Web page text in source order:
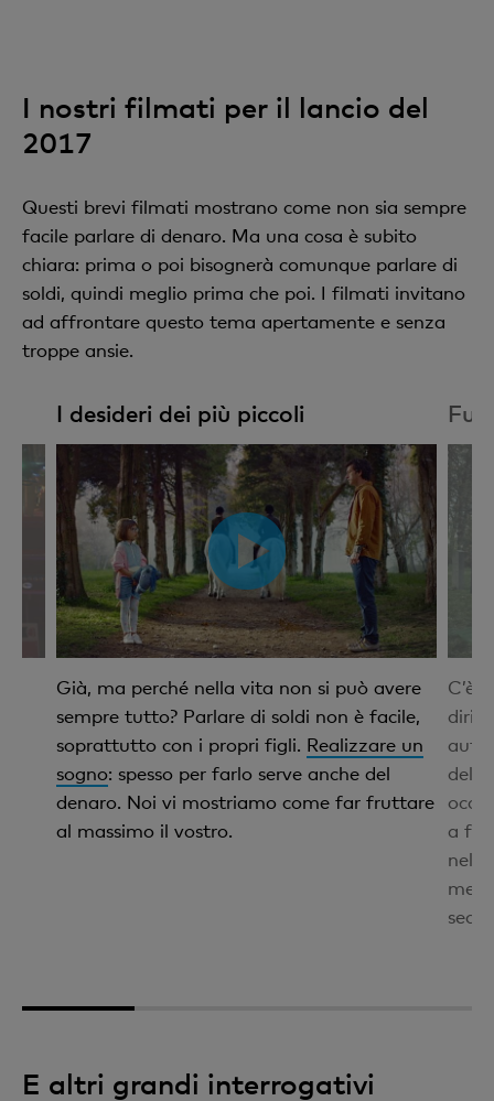
I nostri filmati per il lancio del
2017
Questi brevi filmati mostrano come non sia sempre
facile parlare di denaro. Ma una cosa è subito
chiara: prima o poi bisognerà comunque parlare di
soldi, quindi meglio prima che poi. I filmati invitano
ad affrontare questo tema apertamente e senza
troppe ansie.
I desideri dei più piccoli
Già, ma perché nella vita non si può avere
sempre tutto? Parlare di soldi non è facile,
soprattutto con i propri figli. Realizzare un
sogno: spesso per farlo serve anche del
denaro. Noi vi mostriamo come far fruttare
al massimo il vostro.
C’è
a
nel
1
E altri grandi interrogativi